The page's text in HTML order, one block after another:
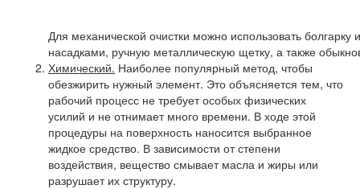
Для механической очистки можно использовать
насадками, ручную металлическую щетку, а также
Химический. Наиболее популярный метод, чтобы
обезжирить нужный элемент. Это объясняется тем, что
рабочий процесс не требует особых физических
усилий и не отнимает много времени. В ходе этой
процедуры на поверхность наносится выбранное
жидкое средство. В зависимости от степени
воздействия, вещество смывает масла и жиры или
разрушает их структуру.